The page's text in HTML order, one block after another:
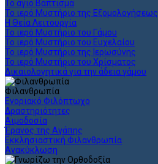
Το άγιο Βάπτισμα
Το ιερό Μυστήριο της Εξομολογήσεως
Η Θεία Λειτουργία
Το ιερό Μυστήριο του Γάμου
Το ιερό Μυστήριο του Ευχελαίου
Το ιερό Μυστήριο της Ιερωσύνης
Το ιερό Μυστήριο του Χρίσματος
Δικαιολογητικά για την άδεια γάμου
Φιλανθρωπία
Ενοριακό Φιλόπτωχο
Δραστηριότητες
Αιμοδοσία
Έρανος της Αγάπης
Εκκλησιαστική Φιλανθρωπία
Ανακύκλωση